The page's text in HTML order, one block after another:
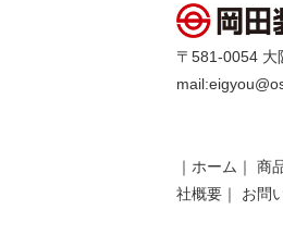
〒581-0054
mail:
｜ ホーム ｜ 商
社概要 ｜ お問